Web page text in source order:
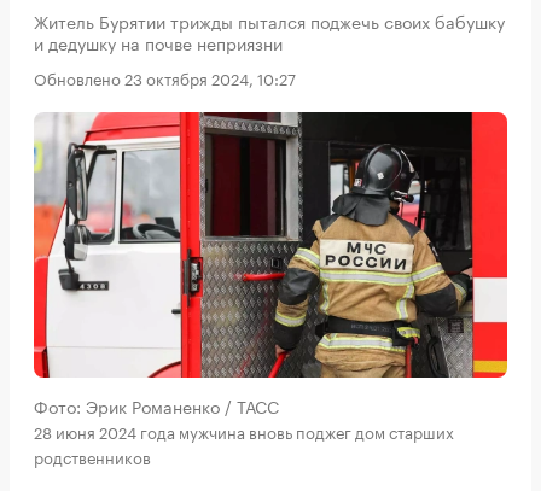
Житель Бурятии трижды пытался поджечь своих бабушку
и дедушку на почве неприязни
Обновлено 23 октября 2024, 10:27
Фото: Эрик Романенко / ТАСС
28 июня 2024 года мужчина вновь поджег дом старших
родственников